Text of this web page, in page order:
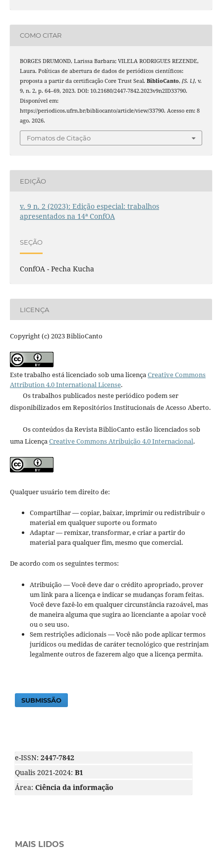
COMO CITAR
BORGES DRUMOND, Larissa Barbara; VILELA RODRIGUES REZENDE,
Laura. Políticas de abertura de dados de periódicos científicos:
proposta a partir da certificação Core Trust Seal. BiblioCanto, [S. l.], v.
9, n. 2, p. 64–69, 2023. DOI: 10.21680/2447-7842.2023v9n2ID33790.
Disponível em:
https://periodicos.ufrn.br/bibliocanto/article/view/33790. Acesso em: 8
ago. 2026.
Fomatos de Citação
EDIÇÃO
v. 9 n. 2 (2023): Edição especial: trabalhos
apresentados na 14ª ConfOA
SEÇÃO
ConfOA - Pecha Kucha
LICENÇA
Copyright (c) 2023 BiblioCanto
Este trabalho está licenciado sob uma licençaCreative Commons
Attribution 4.0 International License.
Os trabalhos publicados neste periódico podem ser
disponibilizados em Repositórios Institucionais de Acesso Aberto.
Os conteúdos da Revista BiblioCanto estão licenciados sob
uma LicençaCreative Commons Atribuição 4.0 Internacional.
Qualquer usuário tem direito de:
Compartilhar — copiar, baixar, imprimir ou redistribuir o
material em qualquer suporte ou formato
Adaptar — remixar, transformar, e criar a partir do
material para qualquer fim, mesmo que comercial.
De acordo com os seguintes termos:
Atribuição — Você deve dar o crédito apropriado, prover
um link para a licença e indicar se mudanças foram feitas.
Você deve fazê-lo em qualquer circunstância razoável, mas
de maneira alguma que sugira ao licenciante a apoiar você
ou o seu uso.
Sem restrições adicionais — Você não pode aplicar termos
jurídicos ou medidas de caráter tecnológico que restrinjam
legalmente outros de fazerem algo que a licença permita.
SUBMISSÃO
e-ISSN: 2447-7842
Qualis 2021-2024: B1
Área: Ciência da informação
MAIS LIDOS